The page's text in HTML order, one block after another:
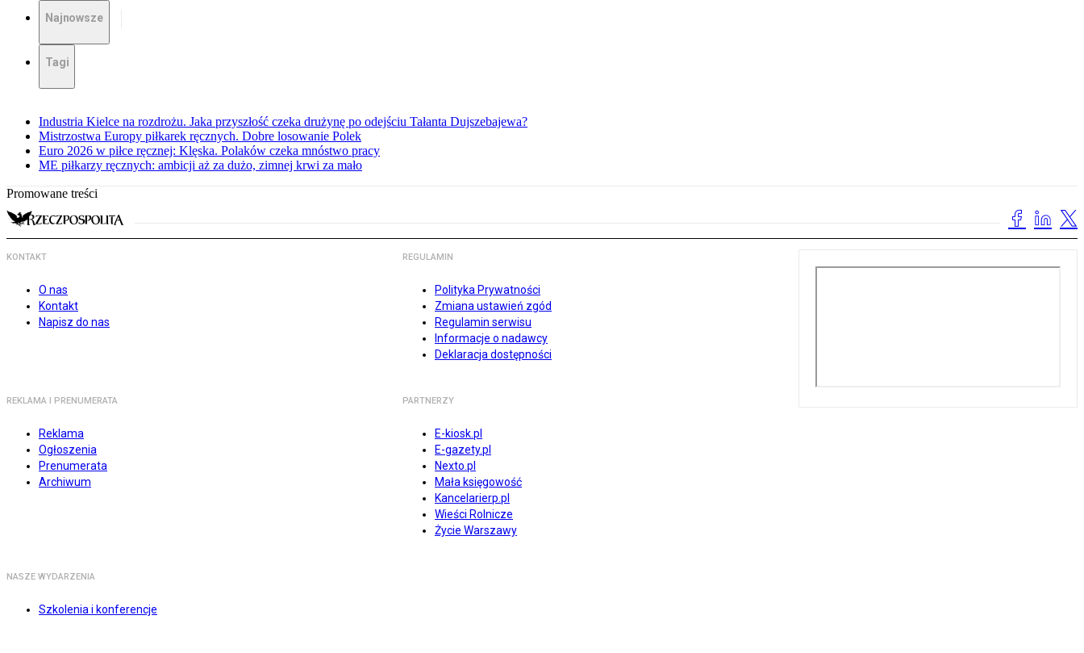
Najnowsze
Tagi
Industria Kielce na rozdrożu. Jaka przyszłość czeka drużynę po odejściu Tałanta Dujszebajewa?
Mistrzostwa Europy piłkarek ręcznych. Dobre losowanie Polek
Euro 2026 w piłce ręcznej: Klęska. Polaków czeka mnóstwo pracy
ME piłkarzy ręcznych: ambicji aż za dużo, zimnej krwi za mało
Promowane treści
KONTAKT
O nas
Kontakt
Napisz do nas
REGULAMIN
Polityka Prywatności
Zmiana ustawień zgód
Regulamin serwisu
Informacje o nadawcy
Deklaracja dostępności
REKLAMA I PRENUMERATA
Reklama
Ogłoszenia
Prenumerata
Archiwum
PARTNERZY
E-kiosk.pl
E-gazety.pl
Nexto.pl
Mała księgowość
Kancelarierp.pl
Wieści Rolnicze
Życie Warszawy
NASZE WYDARZENIA
Szkolenia i konferencje